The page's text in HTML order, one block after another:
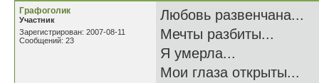
Графоголик
Участник
Зарегистрирован: 2007-08-11
Сообщений: 23
Любовь развенчана...
Мечты разбиты...
Я умерла...
Мои глаза открыты...